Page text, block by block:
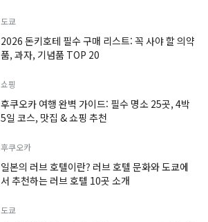
도쿄
2026 돈키호테 필수 구매 리스트: 꼭 사야 할 의약
품, 과자, 기념품 TOP 20
쇼핑
후쿠오카 여행 완벽 가이드: 필수 명소 25곳, 4박
5일 코스, 맛집 & 쇼핑 추천
후쿠오카
일본의 러브 호텔이란? 러브 호텔 문화와 도쿄에
서 추천하는 러브 호텔 10곳 소개
도쿄